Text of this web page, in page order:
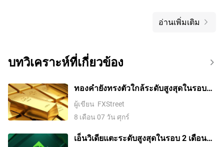
อ่านเพิ่มเติม
บทวิเคราะห์ที่เกี่ยวข้อง
ทองคำยังทรงตัวใกล้ระดับสูงสุดในรอบ
เจ็ดสัปดาห์ ตลาดรอดีลช่องแคบฮอร์มุซ
ผู้เขียน FXStreet
8 เดือน 07 วัน ศุกร์
เอ็นวิเดียแตะระดับสูงสุดในรอบ 2 เดือน